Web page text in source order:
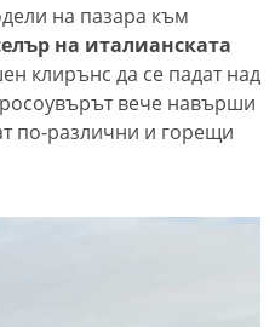
на пазара към
на италианската
клирънс да се падат над
вече навърши
по-различни и горещи